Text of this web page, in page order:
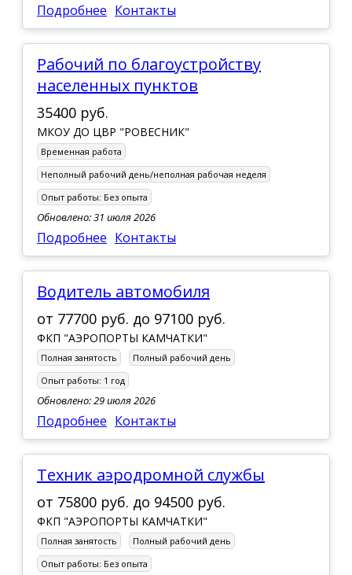
Подробнее Контакты
Рабочий по благоустройству
населенных пунктов
35400 руб.
МКОУ ДО ЦВР "РОВЕСНИК"
Временная работа
Неполный рабочий день/неполная рабочая неделя
Опыт работы: Без опыта
Обновлено: 31 июля 2026
Подробнее Контакты
Водитель автомобиля
от 77700 руб. до 97100 руб.
ФКП "АЭРОПОРТЫ КАМЧАТКИ"
Полная занятость
Полный рабочий день
Опыт работы: 1 год
Обновлено: 29 июля 2026
Подробнее Контакты
Техник аэродромной службы
от 75800 руб. до 94500 руб.
ФКП "АЭРОПОРТЫ КАМЧАТКИ"
Полная занятость
Полный рабочий день
Опыт работы: Без опыта